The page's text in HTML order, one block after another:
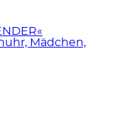
Mädchen,